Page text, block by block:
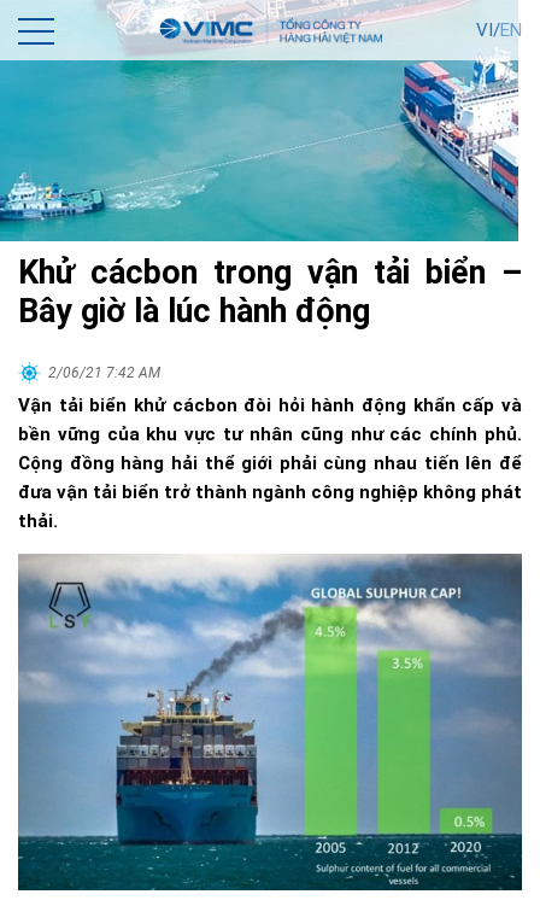
VI/EN
Khử cácbon trong vận tải biển –
Bây giờ là lúc hành động
2/06/21 7:42 AM
Vận tải biển khử cácbon đòi hỏi hành động khẩn cấp và
bền vững của khu vực tư nhân cũng như các chính phủ.
Cộng đồng hàng hải thể giới phải cùng nhau tiến lên để
đưa vận tải biển trở thành ngành công nghiệp không phát
thải.